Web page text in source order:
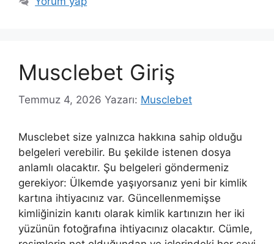
Musclebet Giriş
Temmuz 4, 2026 Yazarı: Musclebet
Musclebet size yalnızca hakkına sahip olduğu
belgeleri verebilir. Bu şekilde istenen dosya
anlamlı olacaktır. Şu belgeleri göndermeniz
gerekiyor: Ülkemde yaşıyorsanız yeni bir kimlik
kartına ihtiyacınız var. Güncellenmemişse
kimliğinizin kanıtı olarak kimlik kartınızın her iki
yüzünün fotoğrafına ihtiyacınız olacaktır. Cümle,